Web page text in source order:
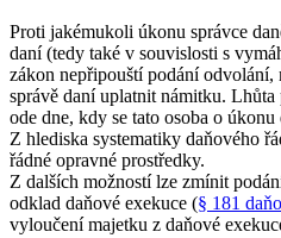
Proti jakémukoli úkonu správce
daní (tedy také v souvislosti s
zákon nepřipouští podání odvolání,
správě daní uplatnit námitku.
ode dne, kdy se tato osoba o úkonu
Z hlediska systematiky daňového
řádné opravné prostředky.
Z dalších možností lze zmínit
odklad daňové exekuce (§ 181
vyloučení majetku z daňové